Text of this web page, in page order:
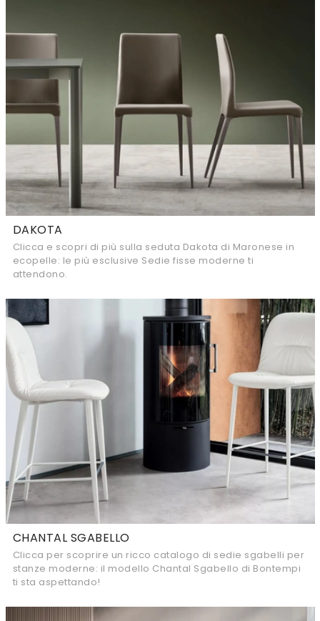
DAKOTA
Clicca e scopri di più sulla seduta Dakota di Maronese in
ecopelle: le più esclusive Sedie fisse moderne ti
attendono.
CHANTAL SGABELLO
Clicca per scoprire un ricco catalogo di sedie sgabelli per
stanze moderne: il modello Chantal Sgabello di Bontempi
ti sta aspettando!